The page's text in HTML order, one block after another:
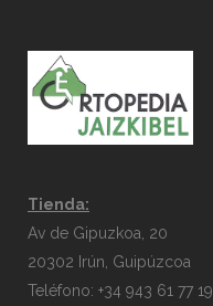
Tienda:
Av de Gipuzkoa, 20
20302 Irún, Guipúzcoa
Teléfono: +34 943 61 77 19